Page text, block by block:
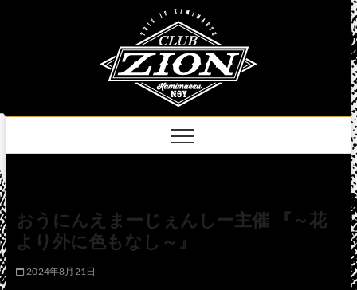
おうにんえまーじぇんしー主催 『～花
より外に色もなし～』
2024年8月21日